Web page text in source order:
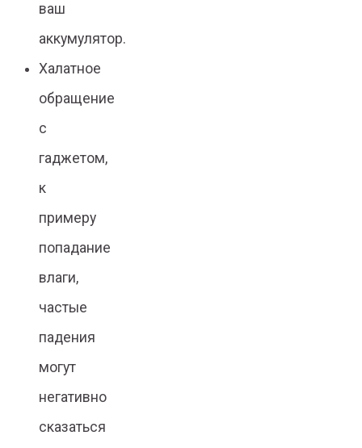
ваш
аккумулятор.
Халатное
обращение
с
гаджетом,
к
примеру
попадание
влаги,
частые
падения
могут
негативно
сказаться